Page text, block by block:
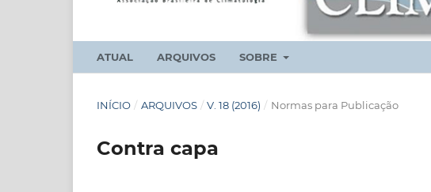
ATUAL ARQUIVOS SOBRE
INÍCIO / ARQUIVOS / V. 18 (2016) / Normas para Publicação
Contra capa